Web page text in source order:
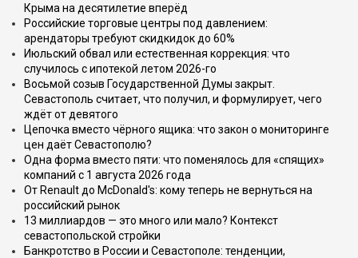
Крыма на десятилетие вперёд
Российские торговые центры под давлением:
арендаторы требуют скидкидок до 60%
Июльский обвал или естественная коррекция: что
случилось с ипотекой летом 2026-го
Восьмой созыв Государственной Думы закрыт.
Севастополь считает, что получил, и формулирует, чего
ждёт от девятого
Цепочка вместо чёрного ящика: что закон о мониторинге
цен даёт Севастополю?
Одна форма вместо пяти: что поменялось для «спящих»
компаний с 1 августа 2026 года
От Renault до McDonald's: кому теперь не вернуться на
российский рынок
13 миллиардов — это много или мало? Контекст
севастопольской стройки
Банкротство в России и Севастополе: тенденции,